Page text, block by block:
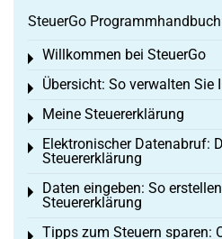
SteuerGo
Willkommen bei SteuerGo
Toggle menu
Übersicht: So verwalten Sie
Toggle menu
Meine Steuererklärung
Toggle menu
Elektronischer Datenabruf:
Steuererklärung
Toggle menu
Daten eingeben: So
Steuererklärung
Toggle menu
Tipps zum Steuern sparen: